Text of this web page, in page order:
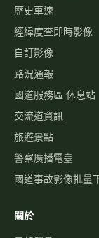
歷史車速
經緯度查即時影像
自訂影像
路況通報
國道服務區 休息站
交流道資訊
旅遊景點
警察廣播電臺
國道事故影像批量
關於